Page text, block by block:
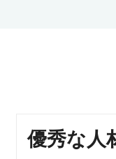
優秀な人